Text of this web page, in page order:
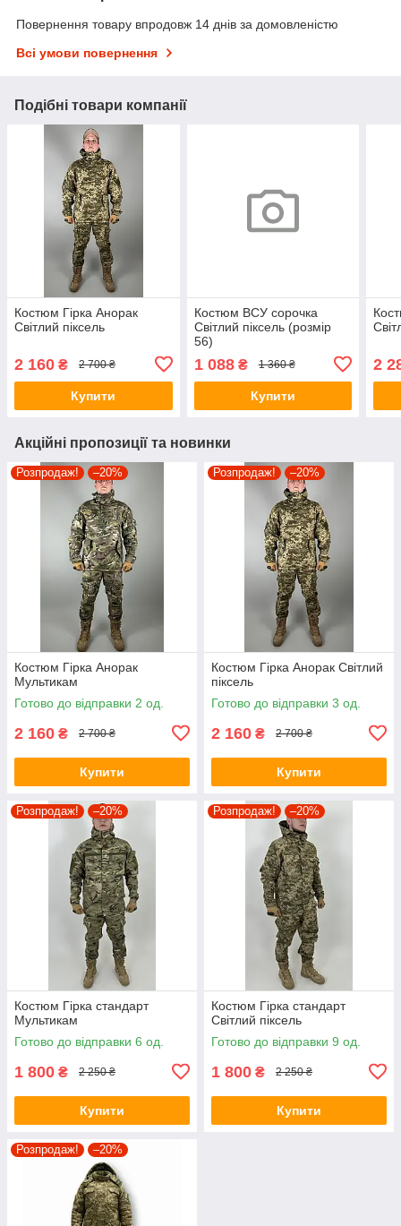
Повернення товару впродовж 14 днів за домовленістю
Всі умови повернення
Подібні товари компанії
Костюм Гірка Анорак
Світлий піксель
2 160 ₴ 2 700 ₴
Купити
Костюм ВСУ сорочка
Світлий піксель (розмір
56)
1 088₴ 1 360 ₴
Купити
2
Акційні пропозиції та новинки
Розпродаж! –20%
Костюм Гірка Анорак
Мультикам
Готово до відправки 2 од.
2 160 ₴ 2 700 ₴
Купити
Розпродаж! –20%
Костюм Гірка Анорак Світлий
піксель
Готово до відправки 3 од.
2 160 ₴ 2 700 ₴
Купити
Розпродаж! –20%
Костюм Гірка стандарт
Мультикам
Готово до відправки 6 од.
1 800 ₴ 2 250 ₴
Купити
Розпродаж! –20%
Костюм Гірка стандарт
Світлий піксель
Готово до відправки 9 од.
1 800 ₴ 2 250 ₴
Купити
Розпродаж! –20%